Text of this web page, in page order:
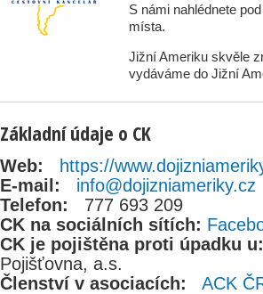
S námi nahlédnete
místa.
Jižní Ameriku skvěle
vydáváme do Jižní
Základní údaje o CK
Web:
https://
E-mail:
info@dojizniameriky.cz
Telefon:
777 693 209
CK na sociálních sítích:
CK je pojištěna proti úpadku u:
Pojišťovna, a.s.
Členství v asociacích:
ACK